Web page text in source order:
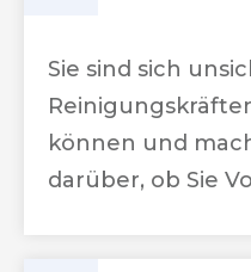
Sie sind sich
können und
darüber, ob Sie